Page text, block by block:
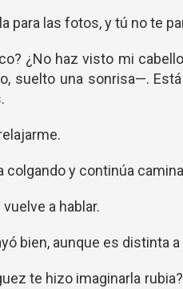
para las fotos, y tú no te
¿No haz visto mi
suelto una sonrisa—.
colgando y continúa
vuelve a hablar.
bien, aunque es distinta
te hizo imaginarla